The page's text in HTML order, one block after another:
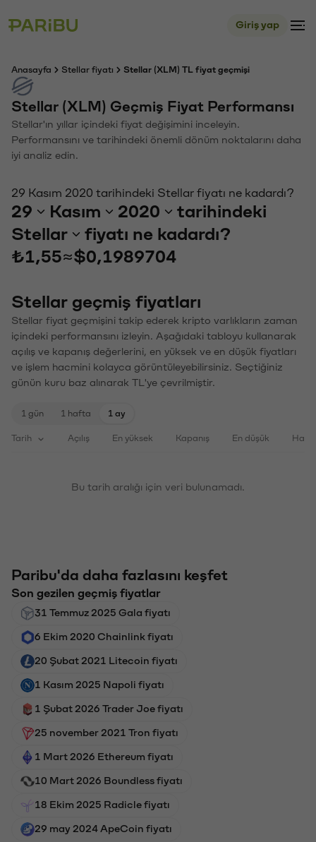
Giriş yap
Anasayfa Stellar fiyatı Stellar (XLM) TL fiyat geçmişi
Stellar (XLM) Geçmiş Fiyat Performansı
Stellar'ın yıllar içindeki fiyat değişimini inceleyin.
Performansını ve tarihindeki önemli dönüm noktalarını daha
iyi analiz edin.
29 Kasım 2020 tarihindeki Stellar fiyatı ne kadardı?
29 Kasım 2020
tarihindeki
Stellar
fiyatı ne kadardı?
₺1,55≈$0,1989704
Stellar geçmiş fiyatları
Stellar fiyat geçmişini takip ederek kripto varlıkların zaman
içindeki performansını izleyin. Aşağıdaki tabloyu kullanarak
açılış ve kapanış değerlerini, en yüksek ve en düşük fiyatları
ve işlem hacmini kolayca görüntüleyebilirsiniz. Seçtiğiniz
günün kuru baz alınarak TL'ye çevrilmiştir.
1 gün 1 hafta 1 ay
Tarih Açılış En yüksek Kapanış En düşük
Bu tarih aralığı için veri bulunamadı.
Paribu'da daha fazlasını keşfet
Son gezilen geçmiş fiyatlar
31 Temmuz 2025 Gala fiyatı
6 Ekim 2020 Chainlink fiyatı
20 Şubat 2021 Litecoin fiyatı
1 Kasım 2025 Napoli fiyatı
1 Şubat 2026 Trader Joe fiyatı
25 november 2021 Tron fiyatı
1 Mart 2026 Ethereum fiyatı
10 Mart 2026 Boundless fiyatı
18 Ekim 2025 Radicle fiyatı
29 may 2024 ApeCoin fiyatı